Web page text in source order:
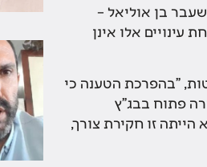
בן אוליאל –
עינויים אלו אינן
"בהפרכת הטענה כי
פתוח בבג"ץ
הייתה זו חקירת צורך,